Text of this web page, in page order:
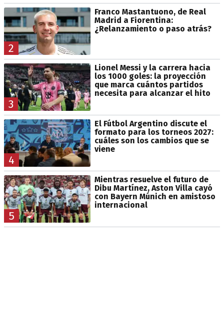
2
Franco Mastantuono, de Real
Madrid a Fiorentina:
¿Relanzamiento o paso atrás?
3
Lionel Messi y la carrera hacia
los 1000 goles: la proyección
que marca cuántos partidos
necesita para alcanzar el hito
4
El Fútbol Argentino discute el
formato para los torneos 2027:
cuáles son los cambios que se
viene
5
Mientras resuelve el futuro de
Dibu Martínez, Aston Villa cayó
con Bayern Múnich en amistoso
internacional